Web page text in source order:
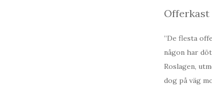
Offerkast
”De flesta
någon har
Roslagen,
dog på väg